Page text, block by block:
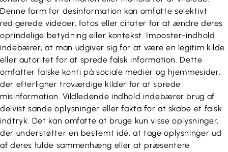
Denne form for desinformation kan omfatte selektivt
redigerede videoer, fotos eller citater for at ændre deres
oprindelige betydning eller kontekst. Imposter-indhold
indebærer, at man udgiver sig for at være en legitim kilde
eller autoritet for at sprede falsk information. Dette
omfatter falske konti på sociale medier og hjemmesider,
der efterligner troværdige kilder for at sprede
misinformation. Vildledende indhold indebærer brug af
delvist sande oplysninger eller fakta for at skabe et falsk
indtryk. Det kan omfatte at bruge kun visse oplysninger,
der understøtter en bestemt idé, at tage oplysninger ud
af deres fulde sammenhæng eller at præsentere